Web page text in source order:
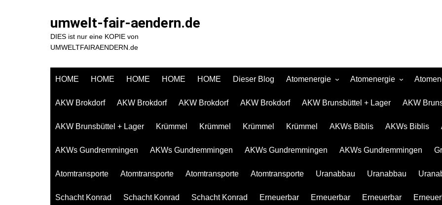
umwelt-fair-aendern.de
DIES ist nur eine KOPIE von
UMWELTFAIRAENDERN.de
HOME HOME HOME HOME HOME Dieser Blog Atomenergie
Atomkraftwerke
AKW
Krümmel
AKWs Biblis
Atomenergie
Atomkraftwerke
Atommüll
Rohstoffe und Konflikte
AKW Brokdorf AKW Brokdorf AKW Brokdorf AKW Brokdorf AKW Brunsbüttel + Lager AKW
AKW Brunsbüttel + Lager Krümmel Krümmel Krümmel Krümmel AKWs Biblis AKWs Biblis
AKWs Gundremmingen AKWs Gundremmingen AKWs Gundremmingen AKWs Gundremmingen
Atomtransporte Atomtransporte Atomtransporte Atomtransporte Uranabbau Uranabbau
Schacht Konrad Schacht Konrad Schacht Konrad Erneuerbar Erneuerbar Erneuerbar